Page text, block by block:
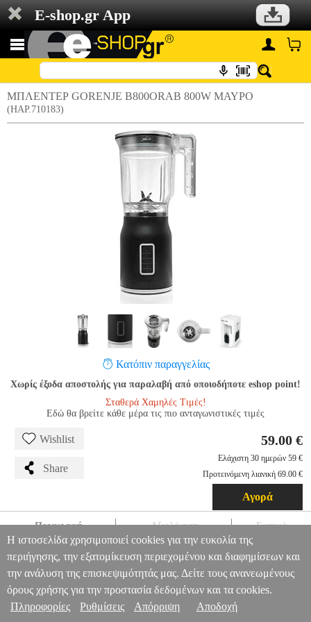
E-shop.gr App
ΜΠΛΕΝΤΕΡ GORENJE B800ORAB 800W ΜΑΥΡΟ
(HAP.710183)
Κατόπιν παραγγελίας
Χωρίς έξοδα αποστολής για παραλαβή από οποιοδήποτε eshop point!
Σταθερά Χαμηλές Τιμές!
Εδώ θα βρείτε κάθε μέρα τις πιο ανταγωνιστικές τιμές
Wishlist
Share
59.00 €
Ελάχιστη 30 ημερών 59 €
Προτεινόμενη λιανική 69.00 €
Αγορά
Περιγραφή Αξιολόγηση Σχετικά
ΜΠΛΕΝΤΕΡ GORENJE B800ORAB 800W ΜΑΥΡΟ HAP.710183
HAP.710183
GORENJE ΜΠΛΕΝΤΕΡ
ΜΠΛΕΝΤΕΡ
GORENJE B800ORAB 800W ΜΑΥΡΟ
59.00
Πληροφορίες & Υπηρεσίες >
Η ιστοσελίδα χρησιμοποιεί cookies για την ευκολία της
περιήγησης, την εξατομίκευση περιεχομένου και διαφημίσεων και
την ανάλυση της επισκεψιμότητάς μας. Δείτε τους ανανεωμένους
όρους χρήσης για την προστασία δεδομένων και τα cookies.
Πληροφορίες
Ρυθμίσεις Απόρριψη Αποδοχή